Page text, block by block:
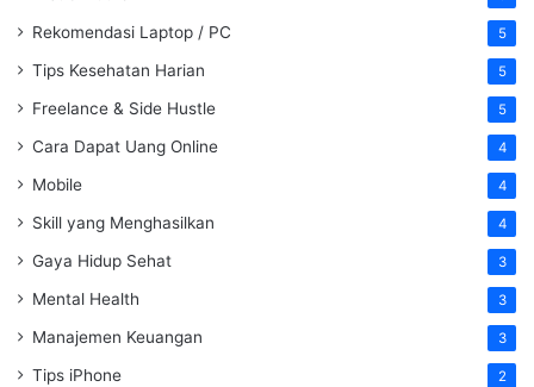
Rekomendasi Laptop / PC 5
Tips Kesehatan Harian 5
Freelance & Side Hustle 5
Cara Dapat Uang Online 4
Mobile 4
Skill yang Menghasilkan 4
Gaya Hidup Sehat 3
Mental Health 3
Manajemen Keuangan 3
Tips iPhone 2